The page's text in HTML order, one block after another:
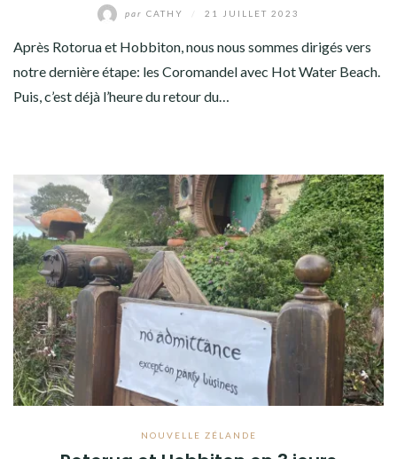
par CATHY 21 JUILLET 2023
Après Rotorua et Hobbiton, nous nous sommes dirigés vers
notre dernière étape: les Coromandel avec Hot Water Beach.
Puis, c’est déjà l’heure du retour du…
NOUVELLE ZÉLANDE